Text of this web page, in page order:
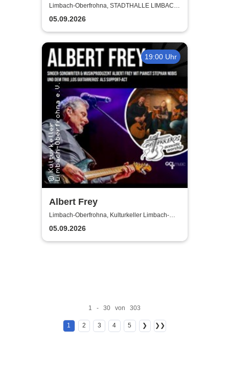
Lachen - Kabarettistische
Lesung
Limbach-Oberfrohna, STADTHALLE LIMBACH-
OBERFROHNA
05.09.2026
19:00 Uhr
Albert Frey
Limbach-Oberfrohna, Kulturkeller Limbach-
Oberfrohna
05.09.2026
1 - 30 von 303
1 2 3 4 5 ❯ ❯❯